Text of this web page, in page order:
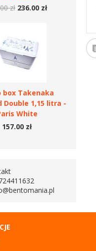
zł 236.00 zł
box Takenaka
Double 1,15 litra -
White
157.00 zł